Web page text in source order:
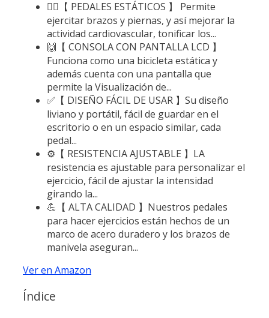
🚴‍♀️【 PEDALES ESTÁTICOS 】 Permite
ejercitar brazos y piernas, y así mejorar la
actividad cardiovascular, tonificar los...
🙌【 CONSOLA CON PANTALLA LCD 】
Funciona como una bicicleta estática y
además cuenta con una pantalla que
permite la Visualización de...
✅【 DISEÑO FÁCIL DE USAR 】Su diseño
liviano y portátil, fácil de guardar en el
escritorio o en un espacio similar, cada
pedal...
⚙️【 RESISTENCIA AJUSTABLE 】LA
resistencia es ajustable para personalizar el
ejercicio, fácil de ajustar la intensidad
girando la...
💪【 ALTA CALIDAD 】Nuestros pedales
para hacer ejercicios están hechos de un
marco de acero duradero y los brazos de
manivela aseguran...
Ver en Amazon
Índice